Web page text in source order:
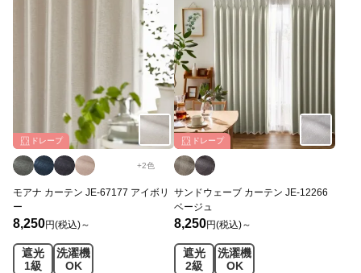
ドレープ
+2色
モアナ カーテン JE-67177 アイボリ
ー
8,250円(税込)～
遮光
1級
洗濯機
OK
ドレープ
サンドウェーブ カーテン JE-12266
ベージュ
8,250円(税込)～
遮光
2級
洗濯機
OK